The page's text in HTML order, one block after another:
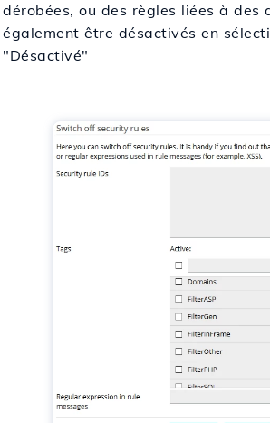
dérobées, ou des règles liées à des
également être désactivés en
"Désactivé"